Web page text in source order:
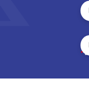
*